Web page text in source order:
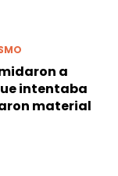
a
intentaba
material